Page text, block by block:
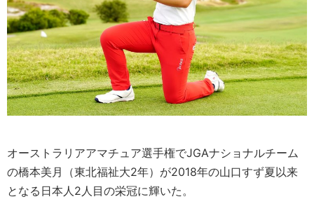
オーストラリアアマチュア選手権でJGAナショナルチーム
の橋本美月（東北福祉大2年）が2018年の山口すず夏以来
となる日本人2人目の栄冠に輝いた。